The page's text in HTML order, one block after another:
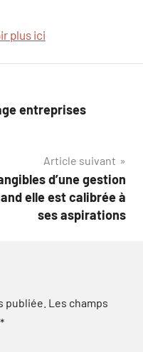
plus ici
entreprises
Article suivant
d’une gestion
elle est calibrée à
ses aspirations
publiée. Les champs
*